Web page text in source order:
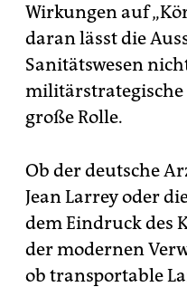
Wirkungen auf
daran lässt die
Sanitätswesen
militärstrategische
große Rolle.
Ob der deutsche
Jean Larrey oder
dem Eindruck des
der modernen
ob transportable